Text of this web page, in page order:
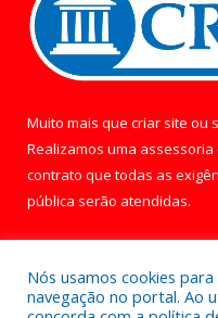
Muito mais que criar site ou
Realizamos uma assessoria
contrato que todas as
pública serão atendidas.
Nós usamos cookies
navegação no portal. Ao